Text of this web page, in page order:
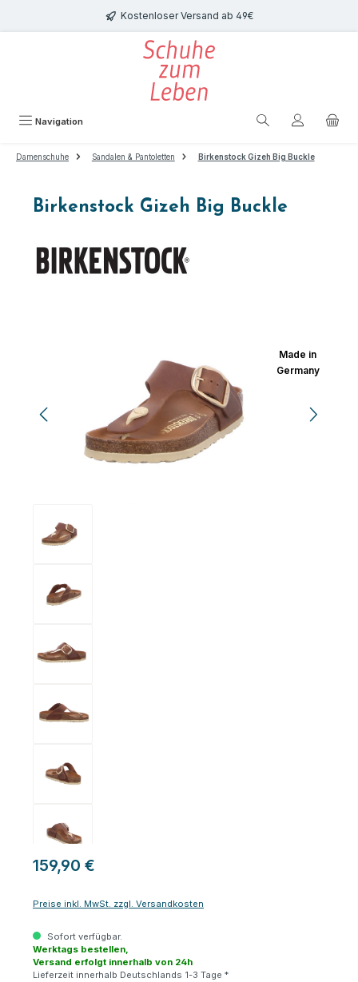
Zum Hauptinhalt springen Kostenloser Versand ab 49€
Navigation
Damenschuhe Sandalen & Pantoletten Birkenstock Gizeh Big Buckle
Birkenstock Gizeh Big Buckle
Made in
Germany
159,90 €
Preise inkl. MwSt. zzgl. Versandkosten
Sofort verfügbar.
Werktags bestellen,
Versand erfolgt innerhalb von 24h
Lieferzeit innerhalb Deutschlands 1-3 Tage *